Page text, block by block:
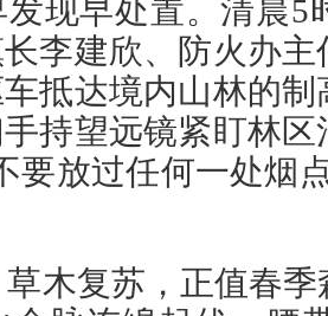
现早处置。清晨5
李建欣、防火办
抵达境内山林的
持望远镜紧盯林
要放过任何一处烟
木复苏，正值春